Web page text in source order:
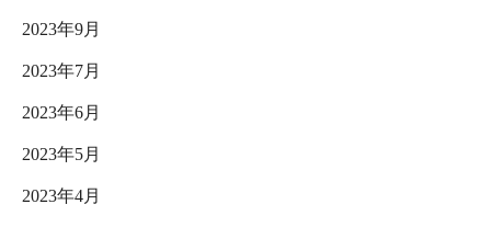
2023年9月
2023年7月
2023年6月
2023年5月
2023年4月